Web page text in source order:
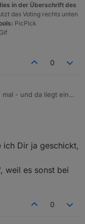
in der Überschrift des
das Voting rechts unten
PicPick
0
- und da liegt ein
ich Dir ja geschickt,
weil es sonst bei
0